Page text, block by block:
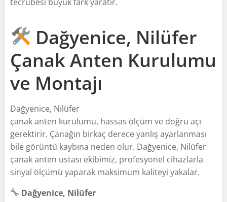
Dağyenice, Nilüfer
Çanak Anten Kurulumu
ve Montajı
Dağyenice, Nilüfer
çanak anten kurulumu, hassas ölçüm ve doğru açı
gerektirir. Çanağın birkaç derece yanlış ayarlanması
bile görüntü kaybına neden olur. Dağyenice, Nilüfer
çanak anten ustası ekibimiz, profesyonel cihazlarla
sinyal ölçümü yaparak maksimum kaliteyi yakalar.
Dağyenice, Nilüfer